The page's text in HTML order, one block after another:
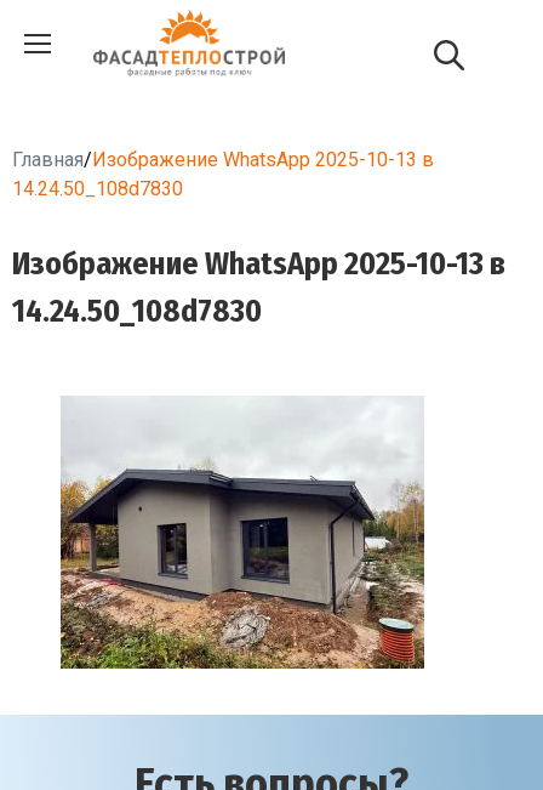
Главная/Изображение WhatsApp 2025-10-13 в
14.24.50_108d7830
Изображение WhatsApp 2025-10-13 в
14.24.50_108d7830